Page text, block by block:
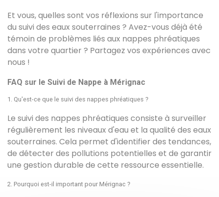
Et vous, quelles sont vos réflexions sur l'importance
du suivi des eaux souterraines ? Avez-vous déjà été
témoin de problèmes liés aux nappes phréatiques
dans votre quartier ? Partagez vos expériences avec
nous !
FAQ sur le Suivi de Nappe à Mérignac
1. Qu'est-ce que le suivi des nappes phréatiques ?
Le suivi des nappes phréatiques consiste à surveiller
régulièrement les niveaux d'eau et la qualité des eaux
souterraines. Cela permet d'identifier des tendances,
de détecter des pollutions potentielles et de garantir
une gestion durable de cette ressource essentielle.
2. Pourquoi est-il important pour Mérignac ?